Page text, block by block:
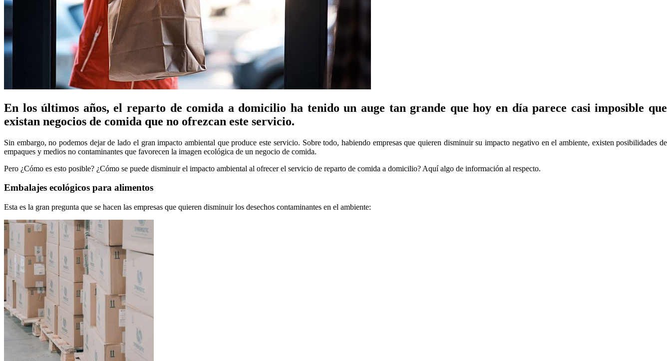
En los últimos años, el reparto de comida a domicilio ha tenido un auge tan grande que hoy en día parece casi imposible que
existan negocios de comida que no ofrezcan este servicio.
Sin embargo, no podemos dejar de lado el gran impacto ambiental que produce este servicio. Sobre todo, habiendo empresas que quieren disminuir su impacto negativo en el ambiente, existen posibilidades de
empaques y medios no contaminantes que favorecen la imagen ecológica de un negocio de comida.
Pero ¿Cómo es esto posible? ¿Cómo se puede disminuir el impacto ambiental al ofrecer el servicio de reparto de comida a domicilio? Aquí algo de información al respecto.
Embalajes ecológicos para alimentos
Esta es la gran pregunta que se hacen las empresas que quieren disminuir los desechos contaminantes en el ambiente: